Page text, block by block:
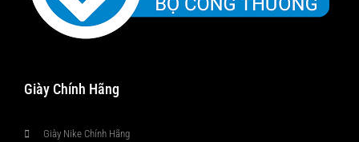
Giày Chính Hãng
Giày Nike Chính Hãng